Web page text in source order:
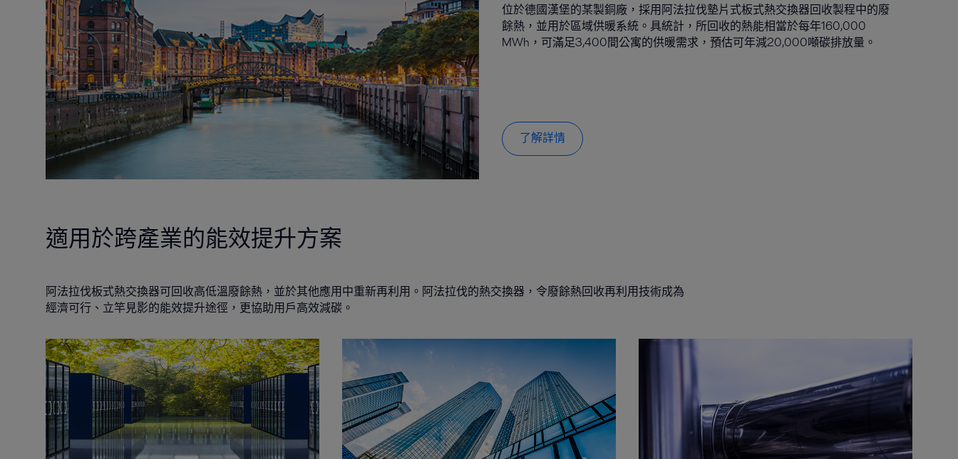
位於德國漢堡的某製銅廠，採用阿法拉伐墊片式板式熱交換器回收製程中的廢
餘熱，並用於區域供暖系統。具統計，所回收的熱能相當於每年160,000
MWh，可滿足3,400間公寓的供暖需求，預估可年減20,000噸碳排放量。
了解詳情
適用於跨產業的能效提升方案
阿法拉伐板式熱交換器可回收高低溫廢餘熱，並於其他應用中重新再利用。阿法拉伐的熱交換器，令廢餘熱回收再利用技術成為
經濟可行、立竿見影的能效提升途徑，更協助用戶高效減碳。